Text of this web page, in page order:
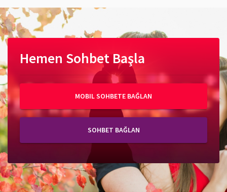
Hemen Sohbet Başla
MOBIL SOHBETE BAĞLAN
SOHBET BAĞLAN